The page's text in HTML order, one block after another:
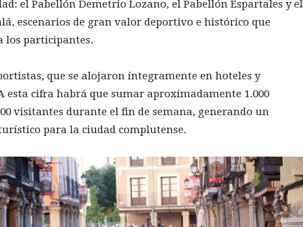
el Pabellón Demetrio Lozano, el Pabellón Espartales y el
escenarios de gran valor deportivo e histórico que
los participantes.
que se alojaron íntegramente en hoteles y
esta cifra habrá que sumar aproximadamente 1.000
visitantes durante el fin de semana, generando un
para la ciudad complutense.